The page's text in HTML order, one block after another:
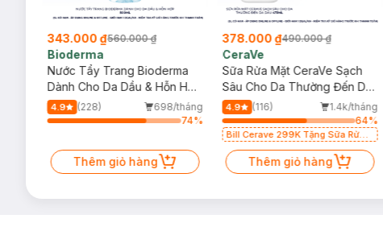
343.000 ₫560.000 ₫
Bioderma
Nước Tẩy Trang Bioderma
Dành Cho Da Dầu & Hỗn Hợp
500ml
4.9 (228)
698/tháng
74%
Thêm giỏ hàng
378.000 ₫490.000 ₫
CeraVe
Sữa Rửa Mặt CeraVe Sạch
Sâu Cho Da Thường Đến Da
Dầu 473ml
4.9 (116)
1.4k/tháng
64%
Bill Cerave 299K Tặng Sữa Rửa
Thêm giỏ hàng